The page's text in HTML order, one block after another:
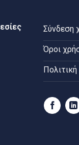
Σύνδεση
Όροι